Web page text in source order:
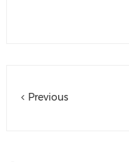
Previous